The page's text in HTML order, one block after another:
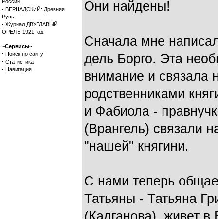
России
· ВЕРНАДСКИЙ: Древняя
Русь
· Журнал ДВУГЛАВЫЙ
ОРЕЛЪ 1921 год
~Сервисы~
· Поиск по сайту
· Статистика
· Навигация
Они найдены!
Сначала мне
дель Борго. Эта
внимание и связала
родственниками
и Фабиола -
(Врангель) связали
"нашей" княгини.
С нами теперь
Татьяны - Татьяна
(Калганова), живет в